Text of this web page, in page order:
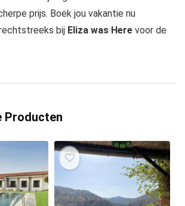
prijs. Boek jou vakantie nu
bij Eliza was Here voor de
Producten